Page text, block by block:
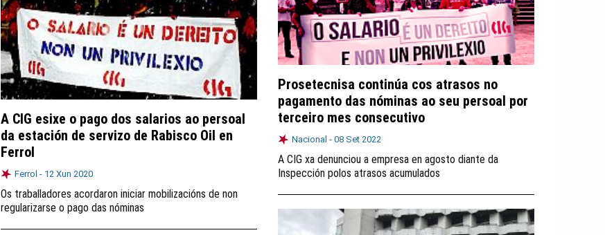
Prosetecnisa continúa cos atrasos no
pagamento das nóminas ao seu persoal por
terceiro mes consecutivo
Nacional - 08 Set 2022
A CIG xa denunciou a empresa en agosto diante da
Inspección polos atrasos acumulados
A CIG esixe o pago dos salarios ao persoal
da estación de servizo de Rabisco Oil en
Ferrol
Ferrol - 12 Xun 2020
Os traballadores acordaron iniciar mobilizacións de non
regularizarse o pago das nóminas